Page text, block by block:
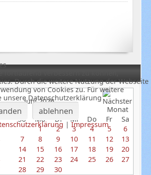
Juni 2026
So
Mo Di Mi Do Fr
Sa
1
2 3 4 5
6
7
8 9 10 11 12
13
14
15 16 17 18 19
20
21
22 23 24 25 26
27
28
29 30
fortlaufend verbessern zu können,
Durch die weitere Nutzung der Webseite
von Cookies zu. Für weitere
Datenschutzerklärung
ablehnen
|Impressum